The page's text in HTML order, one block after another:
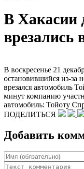
В Хакасии
врезались
В воскресенье 21
остановившийся из-за
врезался автомобиль
минут компанию
автомобиль: Тойоту
ПОДЕЛИТЬСЯ
Добавить